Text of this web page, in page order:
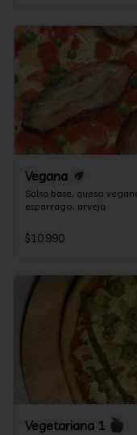
Vegana
Salsa base, queso
esparrago, arveja
$10.990
Vegetariana 1